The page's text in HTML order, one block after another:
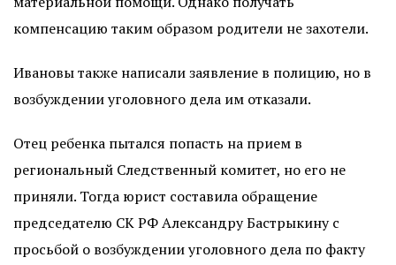
компенсацию таким образом родители не захотели.
Ивановы также написали заявление в полицию, но в
возбуждении уголовного дела им отказали.
Отец ребенка пытался попасть на прием в
региональный Следственный комитет, но его не
приняли. Тогда юрист составила обращение
председателю СК РФ Александру Бастрыкину с
просьбой о возбуждении уголовного дела по факту